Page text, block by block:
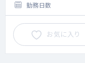
勤務日数
お気に入り